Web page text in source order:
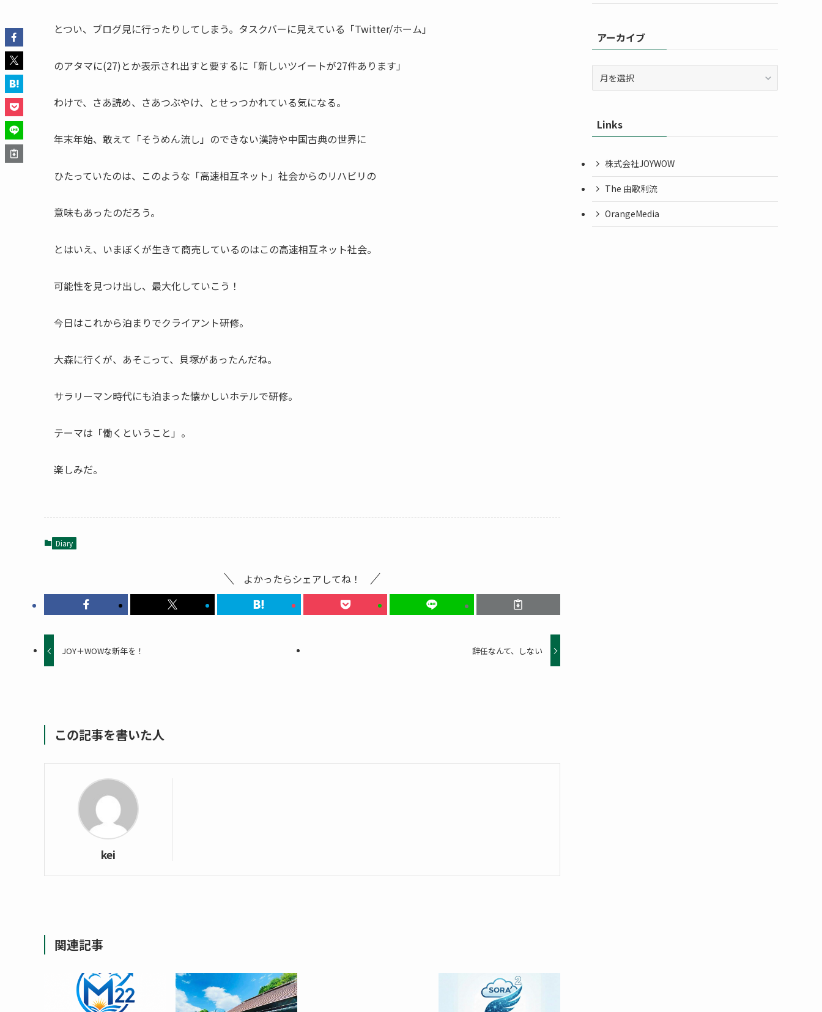
とつい、ブログ見に行ったりしてしまう。タスクバーに見えている「Twitter/ホーム」
のアタマに(27)とか表示され出すと要するに「新しいツイートが27件あります」
わけで、さあ読め、さあつぶやけ、とせっつかれている気になる。
年末年始、敢えて「そうめん流し」のできない漢詩や中国古典の世界に
ひたっていたのは、このような「高速相互ネット」社会からのリハビリの
意味もあったのだろう。
とはいえ、いまぼくが生きて商売しているのはこの高速相互ネット社会。
可能性を見つけ出し、最大化していこう！
今日はこれから泊まりでクライアント研修。
大森に行くが、あそこって、貝塚があったんだね。
サラリーマン時代にも泊まった懐かしいホテルで研修。
テーマは「働くということ」。
楽しみだ。
Diary
よかったらシェアしてね！
JOY＋WOWな新年を！ 辞任なんて、しない
この記事を書いた人
kei
関連記事
アーカイブ
ブLinks
株式会社JOYWOW
The 由歌利流
OrangeMedia